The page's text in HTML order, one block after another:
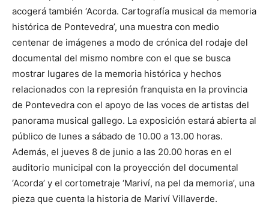
acogerá también ‘Acorda. Cartografía musical da memoria
histórica de Pontevedra’, una muestra con medio
centenar de imágenes a modo de crónica del rodaje del
documental del mismo nombre con el que se busca
mostrar lugares de la memoria histórica y hechos
relacionados con la represión franquista en la provincia
de Pontevedra con el apoyo de las voces de artistas del
panorama musical gallego. La exposición estará abierta al
público de lunes a sábado de 10.00 a 13.00 horas.
Además, el jueves 8 de junio a las 20.00 horas en el
auditorio municipal con la proyección del documental
‘Acorda’ y el cortometraje ‘Mariví, na pel da memoria’, una
pieza que cuenta la historia de Mariví Villaverde.